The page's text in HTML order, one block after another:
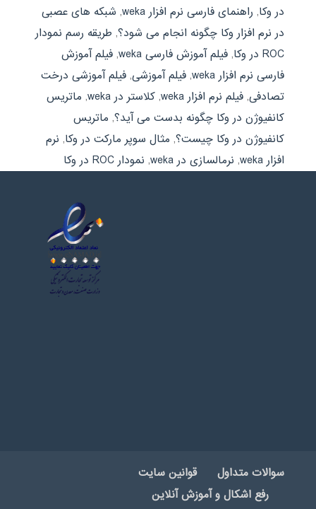
در وکا, راهنمای فارسی نرم افزار weka , شبکه های عصبی
در نرم افزار وکا چگونه انجام می شود؟, طریقه رسم نمودار
ROC در وکا
, فیلم آموزش فارسی weka , فیلم آموزش
فارسی نرم افزار weka
, فیلم آموزشی, فیلم آموزشی درخت
تصادفی, فیلم نرم افزار weka , کلاستر در weka , ماتریس
کانفیوژن در وکا چگونه بدست می آید؟, ماتریس
کانفیوژن در وکا چیست؟, مثال سوپر مارکت در وکا, نرم
افزار weka
, نرمالسازی در weka , نمودار ROC در وکا
سوالات متداول
قوانین سایت
رفع اشکال و آموزش آنلاین